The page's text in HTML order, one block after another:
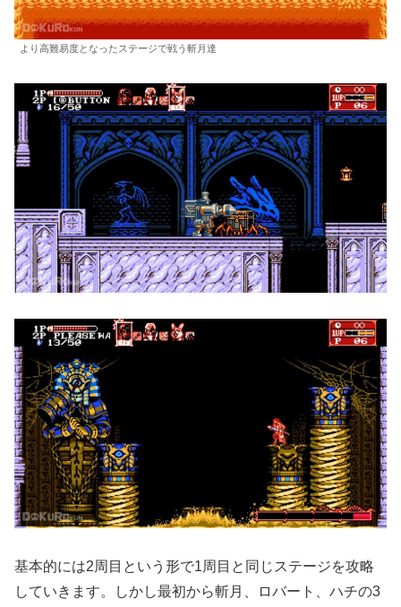
より高難易度となったステージで戦う斬月達
基本的には2周目という形で1周目と同じステージを攻略
していきます。しかし最初から斬月、ロバート、ハチの3